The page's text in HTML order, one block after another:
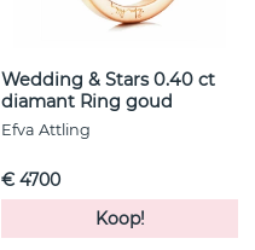
Wedding & Stars 0.40 ct
diamant Ring goud
Efva Attling
€ 4700
Koop!